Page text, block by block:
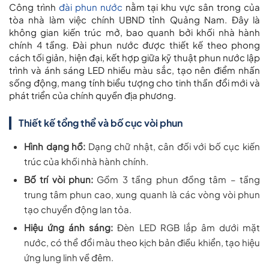
Công trình đài phun nước nằm tại khu vực sân trong của
tòa nhà làm việc chính UBND tỉnh Quảng Nam. Đây là
không gian kiến trúc mở, bao quanh bởi khối nhà hành
chính 4 tầng. Đài phun nước được thiết kế theo phong
cách tối giản, hiện đại, kết hợp giữa kỹ thuật phun nước lập
trình và ánh sáng LED nhiều màu sắc, tạo nên điểm nhấn
sống động, mang tính biểu tượng cho tinh thần đổi mới và
phát triển của chính quyền địa phương.
Thiết kế tổng thể và bố cục vòi phun
Hình dạng hồ: Dạng chữ nhật, cân đối với bố cục kiến
trúc của khối nhà hành chính.
Bố trí vòi phun: Gồm 3 tầng phun đồng tâm – tầng
trung tâm phun cao, xung quanh là các vòng vòi phun
tạo chuyển động lan tỏa.
Hiệu ứng ánh sáng: Đèn LED RGB lắp âm dưới mặt
nước, có thể đổi màu theo kịch bản điều khiển, tạo hiệu
ứng lung linh về đêm.